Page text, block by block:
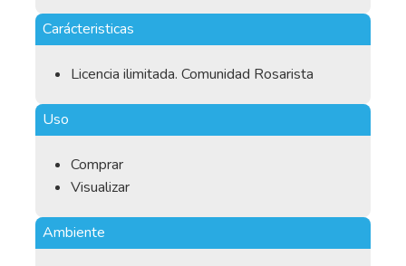
Carácteristicas
Licencia ilimitada. Comunidad Rosarista
Uso
Comprar
Visualizar
Ambiente